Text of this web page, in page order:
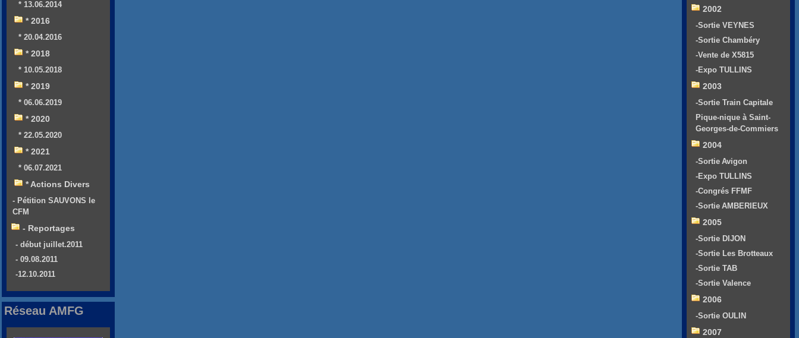
* 13.06.2014
* 2016
* 20.04.2016
* 2018
* 10.05.2018
* 2019
* 06.06.2019
* 2020
* 22.05.2020
* 2021
* 06.07.2021
* Actions Divers
- Pétition SAUVONS le
CFM
- Reportages
- début juillet.2011
- 09.08.2011
-12.10.2011
Réseau AMFG
2002
-Sortie VEYNES
-Sortie Chambéry
-Vente de X5815
-Expo TULLINS
2003
-Sortie Train Capitale
Pique-nique à Saint-
Georges-de-Commiers
2004
-Sortie Avigon
-Expo TULLINS
-Congrés FFMF
-Sortie AMBERIEUX
2005
-Sortie DIJON
-Sortie Les Brotteaux
-Sortie TAB
-Sortie Valence
2006
-Sortie OULIN
2007